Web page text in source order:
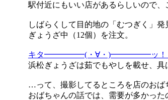
駅付近にもいい店があるらしいので、
しばらくして目的地の「むつぎく」
ぎょうざ中（12個）を注文。
キタ━━━━━(・∀・)━━━━━ッ！
浜松ぎょうざは茹でもやしを載せ、具
…って、撮影してるところを店のおば
おばちゃんの話では、需要が多かっ